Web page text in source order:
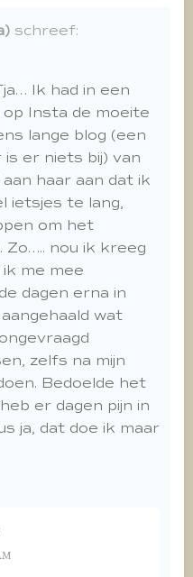
schreef:
Ik had in een
Insta de moeite
lange blog (een
er niets bij) van
haar aan dat ik
ietsjes te lang,
om het
Zo….. nou ik kreeg
me mee
dagen erna in
wat
zelfs na mijn
Bedoelde het
er dagen pijn in
ja, dat doe ik maar